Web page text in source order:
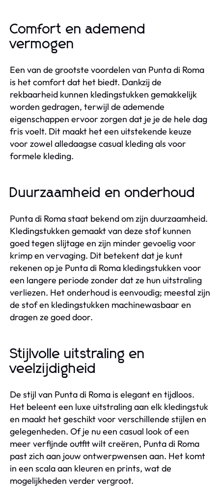
Comfort en ademend
vermogen
Een van de grootste voordelen van Punta di Roma
is het comfort dat het biedt. Dankzij de
rekbaarheid kunnen kledingstukken gemakkelijk
worden gedragen, terwijl de ademende
eigenschappen ervoor zorgen dat je je de hele dag
fris voelt. Dit maakt het een uitstekende keuze
voor zowel alledaagse casual kleding als voor
formele kleding.
Duurzaamheid en onderhoud
Punta di Roma staat bekend om zijn duurzaamheid.
Kledingstukken gemaakt van deze stof kunnen
goed tegen slijtage en zijn minder gevoelig voor
krimp en vervaging. Dit betekent dat je kunt
rekenen op je Punta di Roma kledingstukken voor
een langere periode zonder dat ze hun uitstraling
verliezen. Het onderhoud is eenvoudig; meestal zijn
de stof en kledingstukken machinewasbaar en
dragen ze goed door.
Stijlvolle uitstraling en
veelzijdigheid
De stijl van Punta di Roma is elegant en tijdloos.
Het beleent een luxe uitstraling aan elk kledingstuk
en maakt het geschikt voor verschillende stijlen en
gelegenheden. Of je nu een casual look of een
meer verfijnde outfit wilt creëren, Punta di Roma
past zich aan jouw ontwerpwensen aan. Het komt
in een scala aan kleuren en prints, wat de
mogelijkheden verder vergroot.